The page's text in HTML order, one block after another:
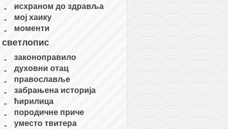
исхраном до здравља
мој хаику
моменти
светлопис
законоправило
духовни отац
православље
забрањена историја
ћирилица
породичне приче
уместо твитера